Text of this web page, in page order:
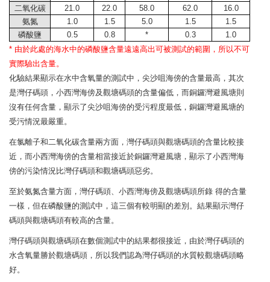
二氧化碳
21.0 22.0 58.0 62.0
16.0
氨氮
1.0 1.5 5.0 1.5
1.5
磷酸鹽
0.5 0.8 * 0.3
1.0
* 由於此處的海水中的磷酸鹽含量遠遠高出可被測試的範圍，所以不可
實際驗出含量。
化驗結果顯示在水中含氧量的測試中，尖沙咀海傍的含量最高，其次
是灣仔碼頭，小西灣海傍及觀塘碼頭的含量偏低，而銅鑼灣避風塘則
沒有任何含量，顯示了尖沙咀海傍的受污程度最低，銅鑼灣避風塘的
受污情況最嚴重。
在氯離子和二氧化碳含量兩方面，灣仔碼頭與觀塘碼頭的含量比較接
近，而小西灣海傍的含量相當接近於銅鑼灣避風塘，顯示了小西灣海
傍的污染情況比灣仔碼頭和觀塘碼頭惡劣。
至於氨氮含量方面，灣仔碼頭、小西灣海傍及觀塘碼頭所錄 得的含量
一樣，但在磷酸鹽的測試中，這三個有較明顯的差別。結果顯示灣仔
碼頭與觀塘碼頭有較高的含量。
灣仔碼頭與觀塘碼頭在數個測試中的結果都很接近，由於灣仔碼頭的
水含氧量勝於觀塘碼頭，所以我們認為灣仔碼頭的水質較觀塘碼頭略
好。